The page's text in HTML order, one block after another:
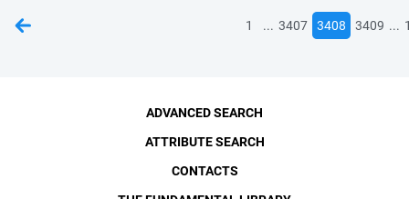
1 ... 3407 3408 3409 ...
ADVANCED SEARCH
ATTRIBUTE SEARCH
CONTACTS